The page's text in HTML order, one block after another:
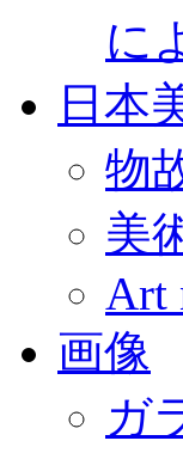
に
日本
物
美
Art
画像
ガ